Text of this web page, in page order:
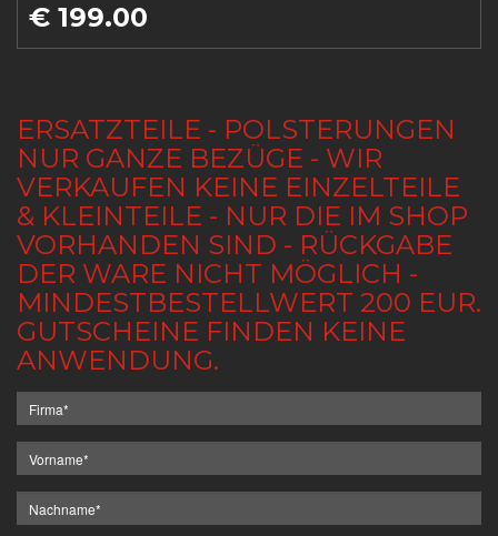
€ 199.00
ERSATZTEILE - POLSTERUNGEN
NUR GANZE BEZÜGE - WIR
VERKAUFEN KEINE EINZELTEILE
& KLEINTEILE - NUR DIE IM SHOP
VORHANDEN SIND - RÜCKGABE
DER WARE NICHT MÖGLICH -
MINDESTBESTELLWERT 200 EUR.
GUTSCHEINE FINDEN KEINE
ANWENDUNG.